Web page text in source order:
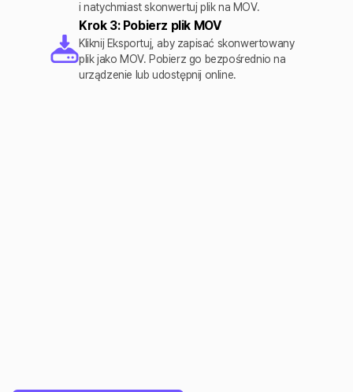
i natychmiast skonwertuj plik na MOV.
Krok 3: Pobierz plik MOV
Kliknij Eksportuj, aby zapisać skonwertowany
plik jako MOV. Pobierz go bezpośrednio na
urządzenie lub udostępnij online.